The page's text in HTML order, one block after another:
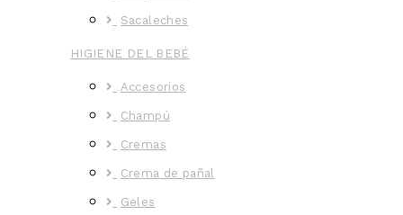
Sacaleches
HIGIENE DEL BEBÉ
Accesorios
Champú
Cremas
Crema de pañal
Geles